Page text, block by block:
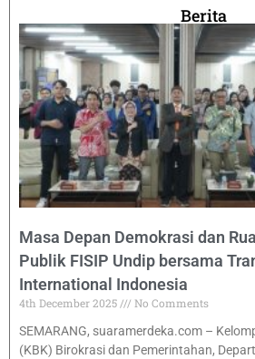
Berita
Masa Depan Demokrasi dan
Publik FISIP Undip bersama
International Indonesia
4th December 2025
No Comments
SEMARANG, suaramerdeka.com –
(KBK) Birokrasi dan Pemerintahan,